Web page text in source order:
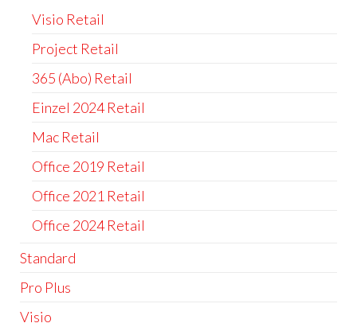
Visio Retail
Project Retail
365 (Abo) Retail
Einzel 2024 Retail
Mac Retail
Office 2019 Retail
Office 2021 Retail
Office 2024 Retail
Standard
Pro Plus
Visio